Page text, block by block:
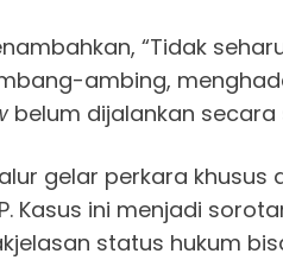
“Tidak
ambing,
belum dijalankan secara
gelar perkara
Kasus ini menjadi
status hukum